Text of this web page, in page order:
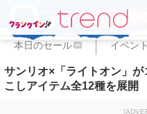
本日のセール PR イベント
サンリオ×「ライトオン」
こしアイテム全12種を展開